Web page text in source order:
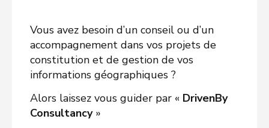
Vous avez besoin d’un conseil ou d’un
accompagnement dans vos projets de
constitution et de gestion de vos
informations géographiques ?
Alors laissez vous guider par « DrivenBy
Consultancy»